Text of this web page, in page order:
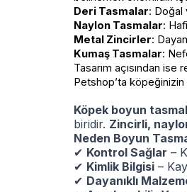
Deri Tasmalar: Doğal
Naylon Tasmalar:
Metal Zincirler:
Kumaş Tasmalar:
Tasarım açısından
Petshop’ta
Köpek boyun
biridir. Zincirli,
Neden Boyun
✔ Kontrol Sağlar –
✔ Kimlik Bilgisi –
✔ Dayanıklı